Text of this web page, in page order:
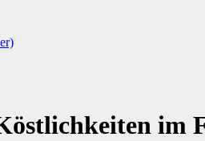
im